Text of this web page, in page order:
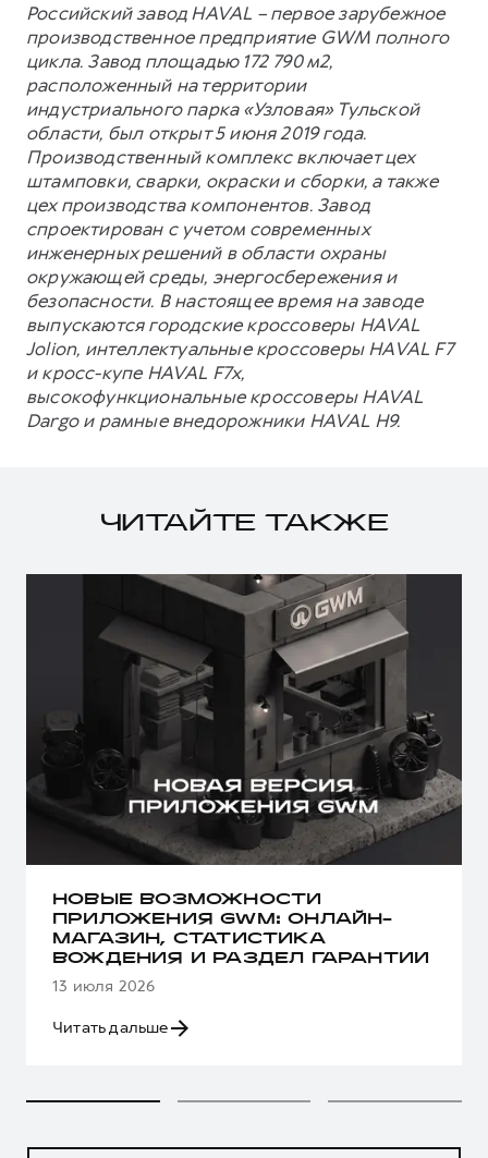
Российский завод HAVAL – первое зарубежное
производственное предприятие GWM полного
цикла. Завод площадью 172 790 м2,
расположенный на территории
индустриального парка «Узловая» Тульской
области, был открыт 5 июня 2019 года.
Производственный комплекс включает цех
штамповки, сварки, окраски и сборки, а также
цех производства компонентов. Завод
спроектирован с учетом современных
инженерных решений в области охраны
окружающей среды, энергосбережения и
безопасности. В настоящее время на заводе
выпускаются городские кроссоверы HAVAL
Jolion, интеллектуальные кроссоверы HAVAL F7
и кросс-купе HAVAL F7x,
высокофункциональные кроссоверы HAVAL
Dargo и рамные внедорожники HAVAL H9.
ЧИТАЙТЕ ТАКЖЕ
НОВЫЕ ВОЗМОЖНОСТИ
ПРИЛОЖЕНИЯ GWM: ОНЛАЙН-
МАГАЗИН, СТАТИСТИКА
ВОЖДЕНИЯ И РАЗДЕЛ ГАРАНТИИ
13 июля 2026
Читать дальше